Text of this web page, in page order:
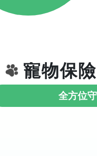
寵物保
全方位